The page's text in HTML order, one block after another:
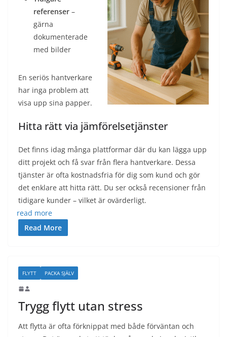
referenser –
gärna
dokumenterade
med bilder
En seriös hantverkare
har inga problem att
visa upp sina papper.
Hitta rätt via jämförelsetjänster
Det finns idag många plattformar där du kan lägga upp
ditt projekt och få svar från flera hantverkare. Dessa
tjänster är ofta kostnadsfria för dig som kund och gör
det enklare att hitta rätt. Du ser också recensioner från
tidigare kunder – vilket är ovärderligt.
read more
Read More
FLYTT PACKA SJÄLV
Trygg flytt utan stress
Att flytta är ofta förknippat med både förväntan och